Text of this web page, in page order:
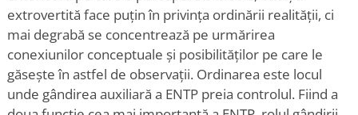
extrovertită face puțin în privința ordinării realității, ci
mai degrabă se concentrează pe urmărirea
conexiunilor conceptuale și posibilităților pe care le
găsește în astfel de observații. Ordinarea este locul
unde gândirea auxiliară a ENTP preia controlul. Fiind a